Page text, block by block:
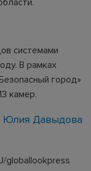
системами
В рамках
город»
камер.
Юлия Давыдова
globallookpress